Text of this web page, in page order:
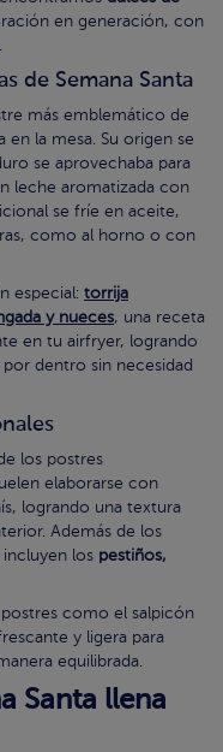
en generación, con
de Semana Santa
más emblemático de
en la mesa. Su origen se
se aprovechaba para
leche aromatizada con
se fríe en aceite,
como al horno o con
especial: torrija
y nueces, una receta
en tu airfryer, logrando
dentro sin necesidad
los postres
elaborarse con
logrando una textura
Además de los
incluyen los pestiños,
postres como el salpicón
y ligera para
equilibrada.
Santa llena